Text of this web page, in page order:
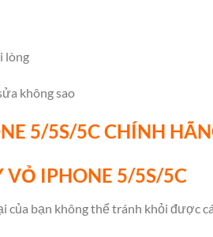
lòng
không sao
5/5S/5C CHÍNH
VỎ IPHONE 5/5S/5C
của bạn không thể tránh khỏi được